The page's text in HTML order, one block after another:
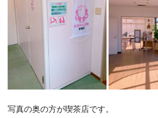
写真の奥の方が喫茶店です。